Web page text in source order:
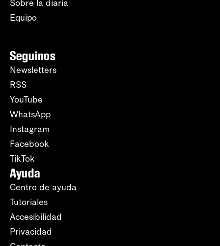
Sobre la diaria
Equipo
Seguinos
Newsletters
RSS
YouTube
WhatsApp
Instagram
Facebook
TikTok
Ayuda
Centro de ayuda
Tutoriales
Accesibilidad
Privacidad